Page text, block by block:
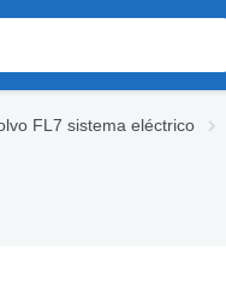
FL7 sistema eléctrico